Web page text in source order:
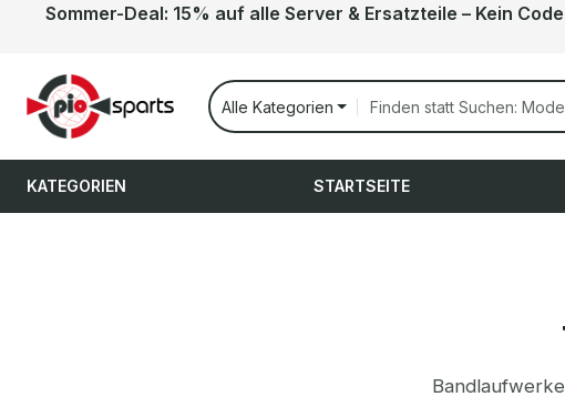
Hauptinhalt springen
Zur Suche springen
Zur Hauptnavigation springen
Sommer-Deal: 15% auf alle Server & Ersatzteile – Kein
Alle Kategorien
KATEGORIEN STARTSEITE